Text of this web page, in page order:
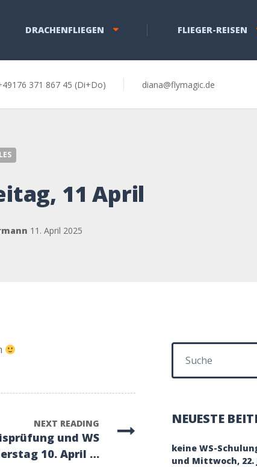
DRACHENFLIEGEN FLIEGER-REISEN
371 867 45 (Di+Do) diana@flymagic.de
11 April
11 April
11. April 2025
NEXT READING
und WS
10. April …
Suchen nach:
NEUESTE
keine WS-
und Mittwoch, 22.